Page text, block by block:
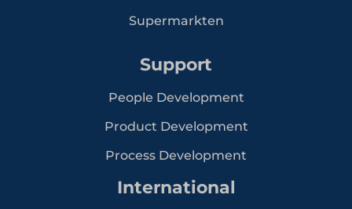
Supermarkten
Support
People Development
Product Development
Process Development
International